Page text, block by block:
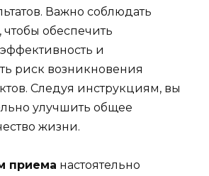
Важно соблюдать
обеспечить
и
риск возникновения
Следуя инструкциям, вы
улучшить общее
жизни.
приема настоятельно